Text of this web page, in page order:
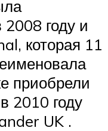
году и
которая 11
приобрели
2010 году
UK .